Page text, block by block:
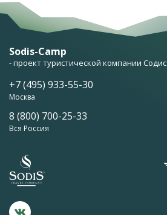
Sodis-Camp
- проект туристической компании Содис
+7 (495) 933-55-30
Москва
8 (800) 700-25-33
Вся Россия